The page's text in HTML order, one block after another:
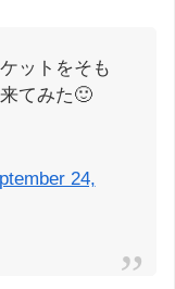
ットをそも
てみた🙂
24,